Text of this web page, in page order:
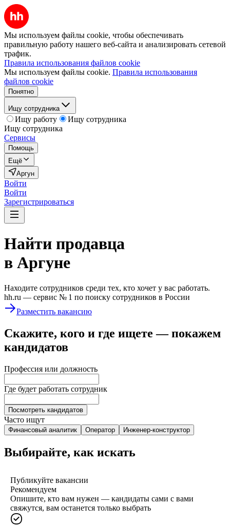
Мы используем файлы cookie, чтобы обеспечивать
правильную работу нашего веб-сайта и анализировать сетевой
трафик.
Правила использования файлов cookie
Мы используем файлы cookie. Правила использования
файлов cookie
Понятно
Ищу сотрудника
Ищу работу
Ищу сотрудника
Ищу сотрудника
Сервисы
Помощь
Ещё
Аргун
Войти
Войти
Зарегистрироваться
Найти продавца
в Аргуне
Находите сотрудников среди тех, кто хочет у вас работать.
hh.ru — сервис № 1 по поиску сотрудников в России
Разместить вакансию
Скажите, кого и где ищете — покажем
кандидатов
Профессия или должность
Где будет работать сотрудник
Посмотреть кандидатов
Часто ищут
Финансовый аналитик Оператор Инженер-конструктор
Выбирайте, как искать
Публикуйте вакансии
Рекомендуем
Опишите, кто вам нужен — кандидаты сами с вами
свяжутся, вам останется только выбрать